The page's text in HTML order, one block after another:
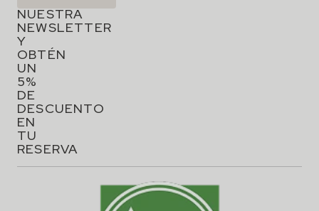
NUESTRA
NEWSLETTER
Y
OBTÉN
UN
5%
DE
DESCUENTO
EN
TU
RESERVA